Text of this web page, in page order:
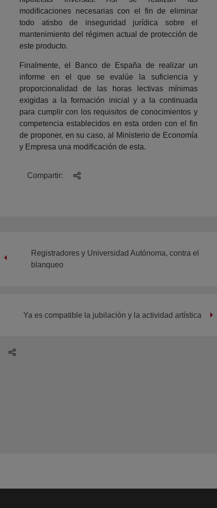
modificaciones necesarias con el fin de eliminar
todo atisbo de inseguridad jurídica sobre el
mantenimiento del régimen actual de protección de
este producto.
Finalmente, el Banco de España de realizar un
informe en el que se evalúe la suficiencia y
proporcionalidad de las horas lectivas mínimas
exigidas a la formación inicial y a la continuada
para cumplir con los requisitos de conocimientos y
competencia establecidos en esta orden con el fin
de proponer, en su caso, al Ministerio de Economía
y Empresa una modificación de esta.
Compartir:
Registradores y Universidad Autónoma, contra el
blanqueo
Ya es compatible la jubilación y la actividad artística